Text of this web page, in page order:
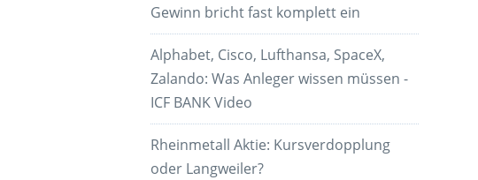
Gewinn bricht fast komplett ein
Alphabet, Cisco, Lufthansa, SpaceX,
Zalando: Was Anleger wissen müssen -
ICF BANK Video
Rheinmetall Aktie: Kursverdopplung
oder Langweiler?